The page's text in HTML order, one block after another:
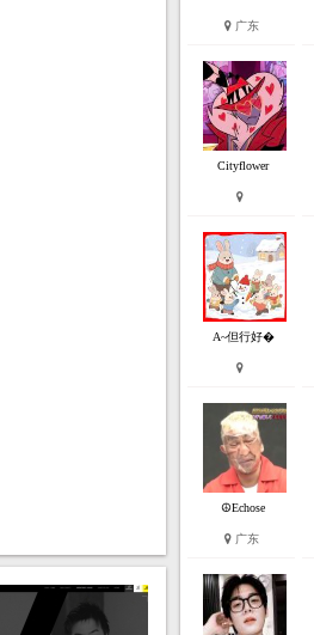
广东
Cityflower
A~但行好�
☮Echose
广东